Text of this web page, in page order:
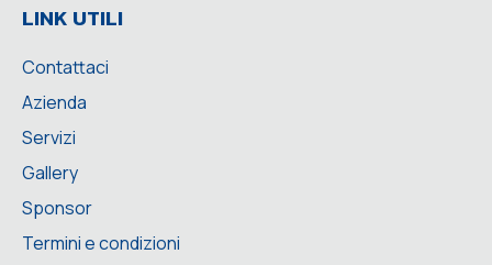
LINK UTILI
Contattaci
Azienda
Servizi
Gallery
Sponsor
Termini e condizioni